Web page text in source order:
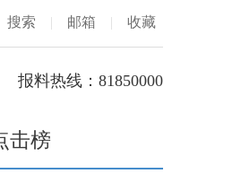
搜索 | 邮箱 | 收藏
报料热线：81850000
击榜